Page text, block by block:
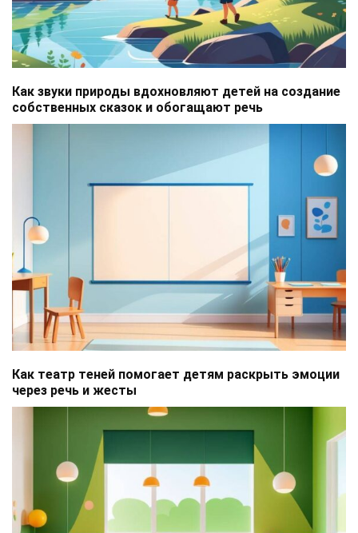
Как звуки природы вдохновляют детей на создание
собственных сказок и обогащают речь
Как театр теней помогает детям раскрыть эмоции
через речь и жесты